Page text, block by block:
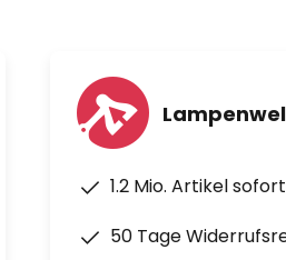
1.2 Mio. Artikel
50 Tage